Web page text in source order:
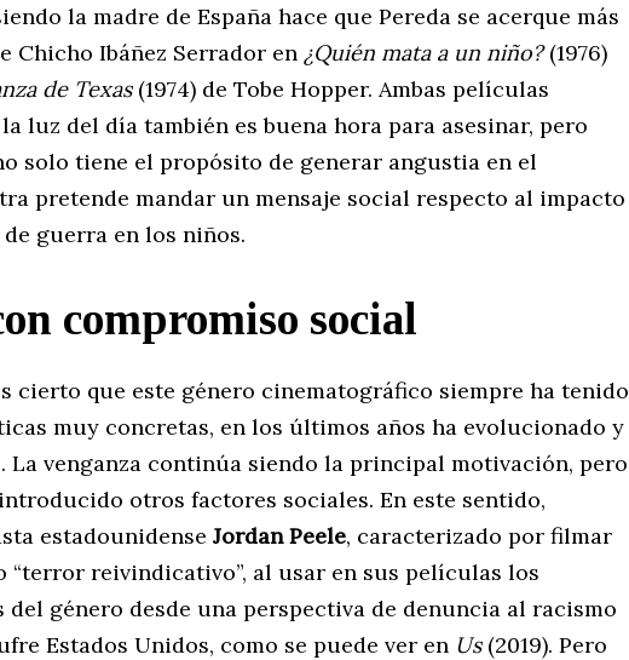
la madre de España hace que Pereda se acerque más
Chicho Ibáñez Serrador en ¿Quién mata a un niño?(1976)
de Texas(1974) de Tobe Hopper. Ambas películas
luz del día también es buena hora para asesinar, pero
solo tiene el propósito de generar angustia en el
pretende mandar un mensaje social respecto al impacto
guerra en los niños.
compromiso social
cierto que este género cinematográfico siempre ha tenido
muy concretas, en los últimos años ha evolucionado y
La venganza continúa siendo la principal motivación, pero
otros factores sociales. En este sentido,
estadounidense Jordan Peele, caracterizado por filmar
“terror reivindicativo”, al usar en sus películas los
género desde una perspectiva de denuncia al racismo
Estados Unidos, como se puede ver en Us(2019). Pero